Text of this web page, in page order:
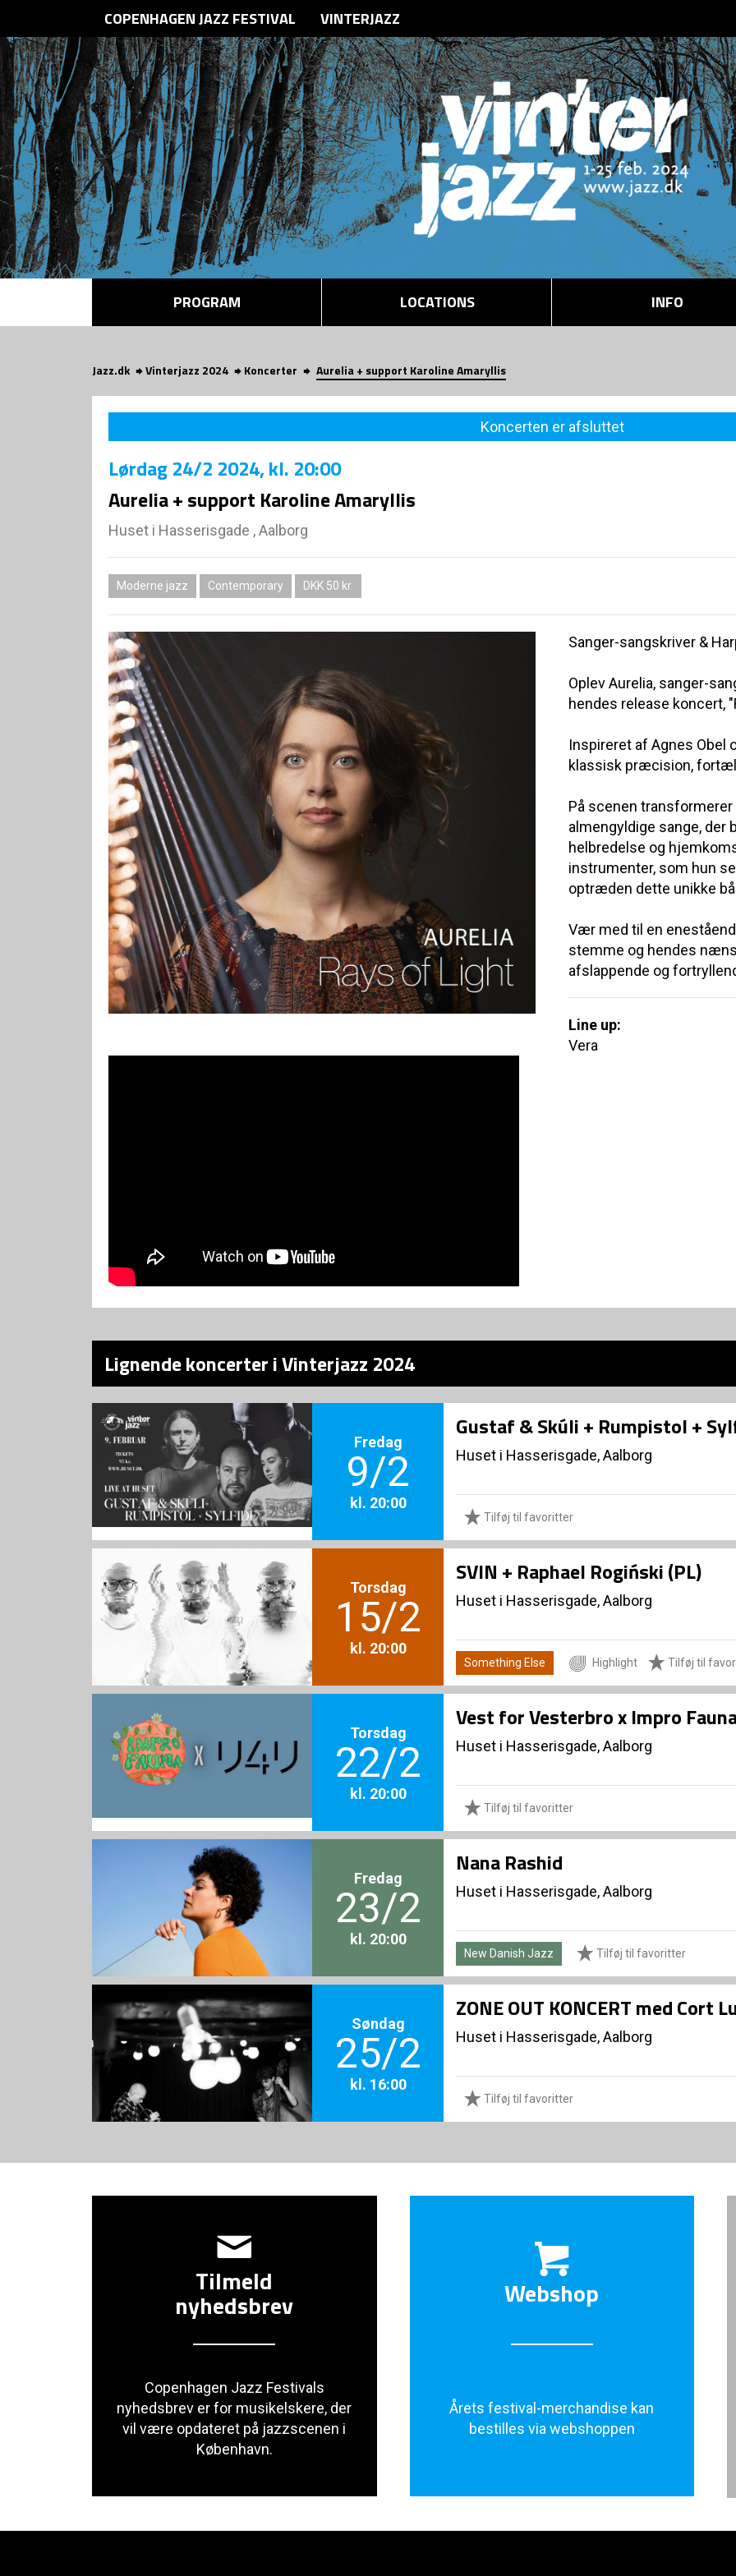
COPENHAGEN JAZZ FESTIVAL VINTERJAZZ
PROGRAM LOCATIONS INFO
Jazz.dk Vinterjazz 2024 Koncerter Aurelia + support Karoline Amaryllis
Koncerten er afsluttet
Lørdag24/2 2024, kl. 20:00
Aurelia + support Karoline Amaryllis
Huset i Hasserisgade , Aalborg
Moderne jazz Contemporary DKK 50 kr.
Sanger-sangskriver &
Oplev Aurelia, sanger-
hendes release koncert,
Inspireret af Agnes Obel
klassisk præcision,
På scenen
almengyldige sange, der
helbredelse og
instrumenter, som hun
optræden dette unikke
Vær med til en
stemme og hendes
afslappende og
Line up:
Vera
Lignende koncerter i Vinterjazz 2024
Fredag
9/2
kl. 20:00
Gustaf & Skúli + Rumpistol +
Huset i Hasserisgade, Aalborg
Tilføj til favoritter
Torsdag
15/2
kl. 20:00
SVIN + Raphael Rogiński (PL)
Huset i Hasserisgade, Aalborg
Something Else Highlight Tilføj til
Torsdag
22/2
kl. 20:00
Vest for Vesterbro x Impro
Huset i Hasserisgade, Aalborg
Tilføj til favoritter
Fredag
23/2
kl. 20:00
Nana Rashid
Huset i Hasserisgade, Aalborg
New Danish Jazz Tilføj til favoritter
Søndag
25/2
kl. 16:00
ZONE OUT KONCERT med Cort
Huset i Hasserisgade, Aalborg
Tilføj til favoritter
Tilmeld
nyhedsbrev
Copenhagen Jazz Festivals
nyhedsbrev er for musikelskere, der
vil være opdateret på jazzscenen i
København.
Webshop
Årets festival-merchandise kan
bestilles via webshoppen